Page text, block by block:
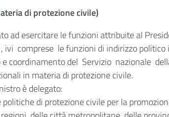
di protezione civile)
ad esercitare le funzioni attribuite al
ivi comprese le funzioni di indirizzo
coordinamento del Servizio nazionale
in materia di protezione civile.
è delegato:
politiche di protezione civile per la